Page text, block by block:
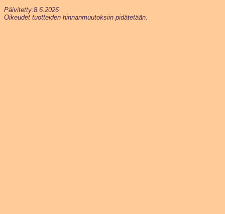
Päivitetty:8.6.2026
Oikeudet tuotteiden hinnanmuutoksiin pidätetään.